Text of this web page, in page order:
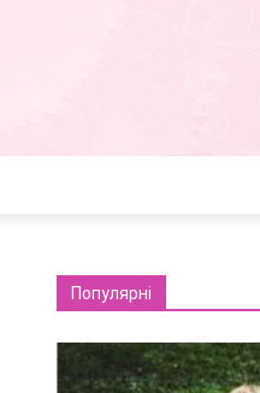
Популярні